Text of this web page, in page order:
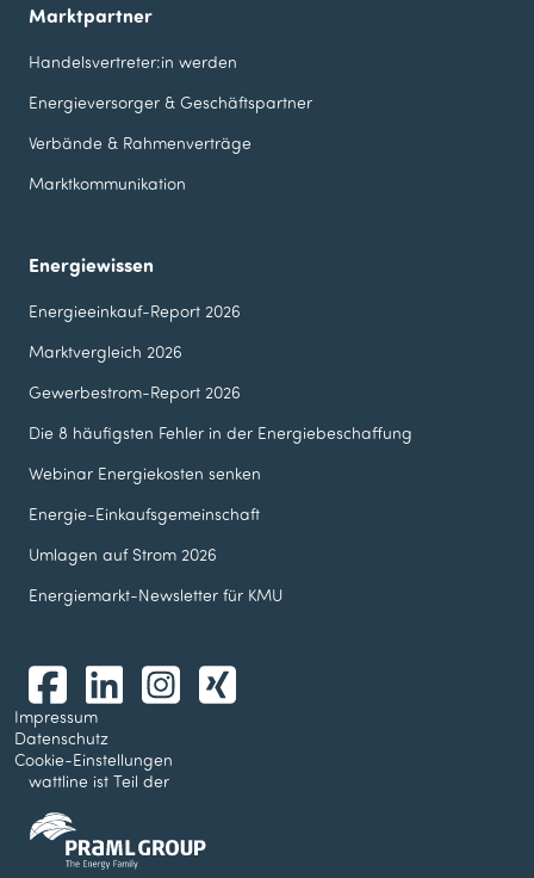
Marktpartner
Handelsvertreter:in werden
Energieversorger & Geschäfts­partner
Verbände & Rahmenverträge
Marktkommunikation
Energiewissen
Energieeinkauf-Report 2026
Marktvergleich 2026
Gewerbestrom-Report 2026
Die 8 häufigsten Fehler in der Energie­beschaffung
Webinar Energie­kosten senken
Energie-Einkaufsgemeinschaft
Umlagen auf Strom 2026
Energiemarkt-Newsletter für KMU
Impressum
Datenschutz
Cookie-Einstellungen
wattline ist Teil der